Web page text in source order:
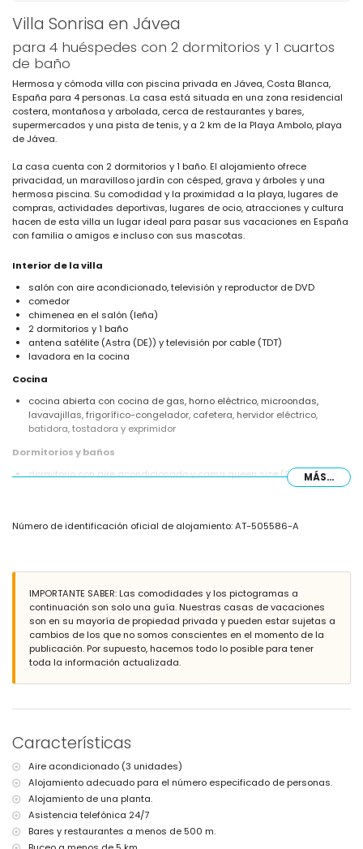
Villa Sonrisa en Jávea
para 4 huéspedes con 2 dormitorios y 1 cuartos
de baño
Hermosa y cómoda villa con piscina privada en Jávea, Costa Blanca,
España para 4 personas. La casa está situada en una zona residencial
costera, montañosa y arbolada, cerca de restaurantes y bares,
supermercados y una pista de tenis, y a 2 km de la Playa Ambolo, playa
de Jávea.
La casa cuenta con 2 dormitorios y 1 baño. El alojamiento ofrece
privacidad, un maravilloso jardín con césped, grava y árboles y una
hermosa piscina. Su comodidad y la proximidad a la playa, lugares de
compras, actividades deportivas, lugares de ocio, atracciones y cultura
hacen de esta villa un lugar ideal para pasar sus vacaciones en España
con familia o amigos e incluso con sus mascotas.
Interior de la villa
salón con aire acondicionado, televisión y reproductor de DVD
comedor
chimenea en el salón (leña)
2 dormitorios y 1 baño
antena satélite (Astra (DE)) y televisión por cable (TDT)
lavadora en la cocina
Cocina
cocina abierta con cocina de gas, horno eléctrico, microondas,
lavavajillas, frigorífico-congelador, cafetera, hervidor eléctrico,
batidora, tostadora y exprimidor
Dormitorios y baños
dormitorio con aire acondicionado y cama queen size (200 x 160 cm)
dormitorio con aire acondicionado y 2 camas individuales (200 x 90
piscina privada de 8m x 4m y 2m de profundidad
maravilloso jardín con césped, grava, árboles y muebles de jardín
con tumbonas
barbacoa
zona de comedor al aire libre
2 plazas de aparcamiento privado cerrado
Más información
playa más cercana: Playa Ambolo, Jávea (a menos de 2 kilómetros
puerto más cercano: Puerto aduanas del mar, Jávea (a menos de 5
kilómetros de la villa)
parque más cercano: Cabo la Nao, Jávea (a menos de 1000 metros
de la villa)
aeropuerto más cercano: Alicante (a menos de 100 kilómetros de la
MÁS...
Número de identificación oficial de alojamiento: AT-505586-A
IMPORTANTE SABER: Las comodidades y los pictogramas a
continuación son solo una guía. Nuestras casas de vacaciones
son en su mayoría de propiedad privada y pueden estar sujetas a
cambios de los que no somos conscientes en el momento de la
publicación. Por supuesto, hacemos todo lo posible para tener
toda la información actualizada.
Características
Aire acondicionado (3 unidades)
Alojamiento adecuado para el número especificado de personas.
Alojamiento de una planta.
Asistencia telefónica 24/7
Bares y restaurantes a menos de 500 m.